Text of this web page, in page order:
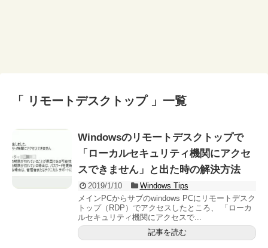
「 リモートデスクトップ 」一覧
Windowsのリモートデスクトップで
「ローカルセキュリティ機関にアクセ
スできません」と出た時の解決方法
2019/1/10
Windows Tips
メインPCからサブのwindows PCにリモートデスク
トップ（RDP）でアクセスしたところ、 「ローカ
ルセキュリティ機関にアクセスで...
記事を読む